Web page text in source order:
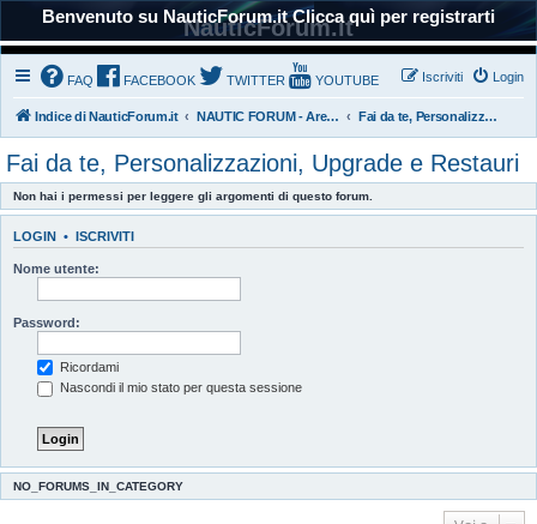
Benvenuto su NauticForum.it Clicca quì per registrarti
NauticForum.it
FAQ FACEBOOK TWITTER YOUTUBE Login
Iscriviti
Indice di NauticForum.it NAUTIC FORUM - Area Tecnica Fai da te, Personalizzazioni, Upgrade e Restauri
Fai da te, Personalizzazioni, Upgrade e Restauri
Non hai i permessi per leggere gli argomenti di questo forum.
LOGIN • ISCRIVITI
Nome utente:
Password:
Ricordami
Nascondi il mio stato per questa sessione
NO_FORUMS_IN_CATEGORY